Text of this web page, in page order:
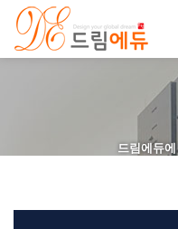
드림에듀